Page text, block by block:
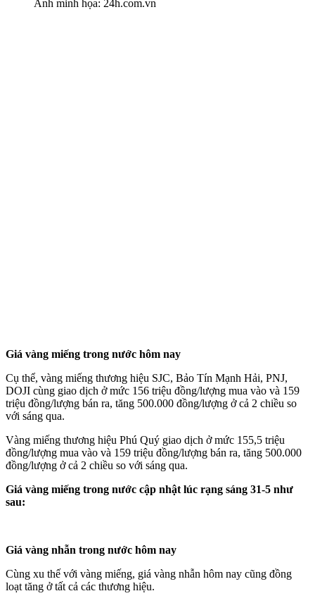
Ảnh minh họa: 24h.com.vn
Giá vàng miếng trong nước hôm nay
Cụ thể, vàng miếng thương hiệu SJC, Bảo Tín Mạnh Hải, PNJ,
DOJI cùng giao dịch ở mức 156 triệu đồng/lượng mua vào và 159
triệu đồng/lượng bán ra, tăng 500.000 đồng/lượng ở cả 2 chiều so
với sáng qua.
Vàng miếng thương hiệu Phú Quý giao dịch ở mức 155,5 triệu
đồng/lượng mua vào và 159 triệu đồng/lượng bán ra, tăng 500.000
đồng/lượng ở cả 2 chiều so với sáng qua.
Giá vàng miếng trong nước cập nhật lúc rạng sáng 31-5 như
sau:
Giá vàng nhẫn trong nước hôm nay
Cùng xu thế với vàng miếng, giá vàng nhẫn hôm nay cũng đồng
loạt tăng ở tất cả các thương hiệu.